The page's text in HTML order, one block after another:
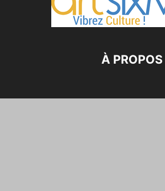
À PROPOS